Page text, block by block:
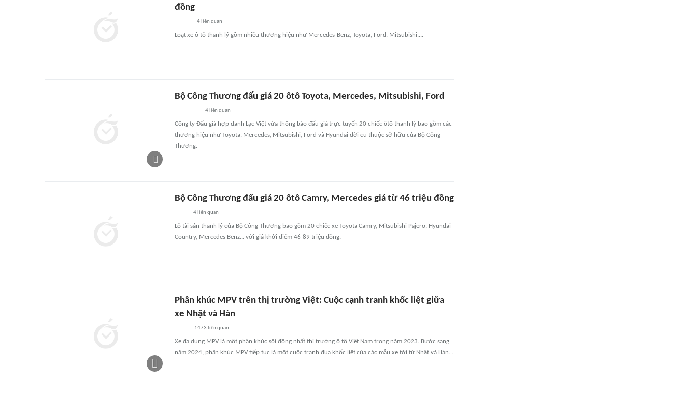
đồng
4 liên quan
Loạt xe ô tô thanh lý gồm nhiều thương hiệu như Mercedes-Benz, Toyota, Ford, Mitsubishi,...
Bộ Công Thương đấu giá 20 ôtô Toyota, Mercedes, Mitsubishi, Ford
4 liên quan
Công ty Đấu giá hợp danh Lạc Việt vừa thông báo đấu giá trực tuyến 20 chiếc ôtô thanh lý bao gồm các
thương hiệu như Toyota, Mercedes, Mitsubishi, Ford và Hyundai đời cũ thuộc sở hữu của Bộ Công
Thương.
Bộ Công Thương đấu giá 20 ôtô Camry, Mercedes giá từ 46 triệu đồng
4liên quan
Lô tài sản thanh lý của Bộ Công Thương bao gồm 20 chiếc xe Toyota Camry, Mitsubishi Pajero, Hyundai
Country, Mercedes Benz... với giá khởi điểm 46-89 triệu đồng.
Phân khúc MPV trên thị trường Việt: Cuộc cạnh tranh khốc liệt giữa
xe Nhật và Hàn
1473 liên quan
Xe đa dụng MPV là một phân khúc sôi động nhất thị trường ô tô Việt Nam trong năm 2023. Bước sang
năm 2024, phân khúc MPV tiếp tục là một cuộc tranh đua khốc liệt của các mẫu xe tới từ Nhật và Hàn…